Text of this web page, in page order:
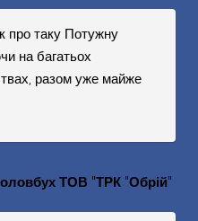
про таку Потужну
на багатьох
разом уже майже
ТОВ "ТРК "Обрій"